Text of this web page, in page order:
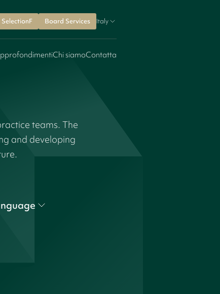
SelectionF Board Services Italy
Chi siamoContatta
teams. The
and developing